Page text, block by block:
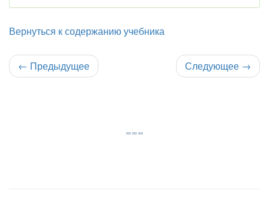
Вернуться к содержанию учебника
← Предыдущее Следующее →